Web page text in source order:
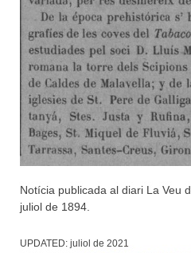
Notícia publicada al diari La Veu
juliol de 1894.
UPDATED: juliol de 2021